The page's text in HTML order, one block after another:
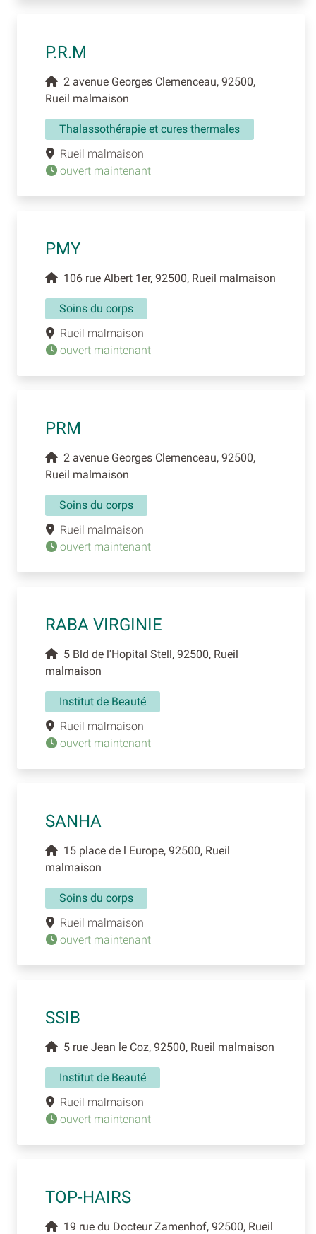
P.R.M
2 avenue Georges Clemenceau, 92500,
Rueil malmaison
Thalassothérapie et cures thermales
Rueil malmaison
ouvert maintenant
PMY
106 rue Albert 1er, 92500, Rueil malmaison
Soins du corps
Rueil malmaison
ouvert maintenant
PRM
2 avenue Georges Clemenceau, 92500,
Rueil malmaison
Soins du corps
Rueil malmaison
ouvert maintenant
RABA VIRGINIE
5 Bld de l'Hopital Stell, 92500, Rueil
malmaison
Institut de Beauté
Rueil malmaison
ouvert maintenant
SANHA
15 place de l Europe, 92500, Rueil
malmaison
Soins du corps
Rueil malmaison
ouvert maintenant
SSIB
5 rue Jean le Coz, 92500, Rueil malmaison
Institut de Beauté
Rueil malmaison
ouvert maintenant
TOP-HAIRS
19 rue du Docteur Zamenhof, 92500, Rueil